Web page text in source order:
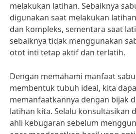
melakukan latihan. Sebaiknya
digunakan saat melakukan
dan kompleks, sementara saat
sebaiknya tidak menggunakan
otot inti tetap aktif dan terlatih.
Dengan memahami manfaat
membentuk tubuh ideal, kita
memanfaatkannya dengan bijak
latihan kita. Selalu konsultasikan
ahli kebugaran sebelum